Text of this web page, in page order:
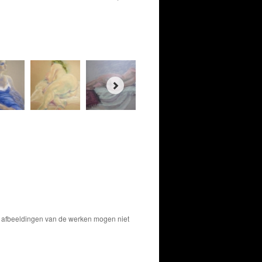
van de werken mogen niet